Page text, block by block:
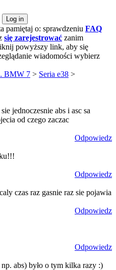
pamiętaj o: sprawdzeniu FAQ
się zarejestrować zanim
powyższy link, aby się
wiadomości wybierz
BMW 7 > Seria e38 >
jednoczesnie abs i asc sa
od czego zaczac
Odpowiedz
Odpowiedz
czas raz gasnie raz sie pojawia
Odpowiedz
Odpowiedz
abs) było o tym kilka razy :)